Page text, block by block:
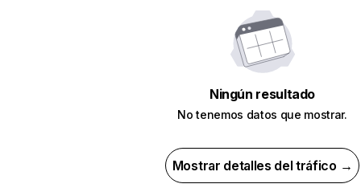
Ningún resultado
No tenemos datos que mostrar.
Mostrar detalles del tráfico →